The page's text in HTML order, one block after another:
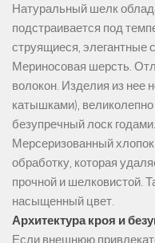
Натуральный шелк
подстраивается под
струящиеся, элегантные
Мериносовая шерсть.
волокон. Изделия из нее
катышками),
безупречный лоск годами.
Мерсеризованный
обработку, которая
прочной и шелковистой.
насыщенный цвет.
Архитектура кроя и
Если внешнюю